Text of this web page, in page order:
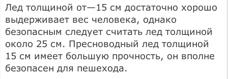
Лед толщиной от—15 см достаточно хорошо
выдерживает вес человека, однако
безопасным следует считать лед толщиной
около 25 см. Пресноводный лед толщиной
15 см имеет большую прочность, он вполне
безопасен для пешехода.